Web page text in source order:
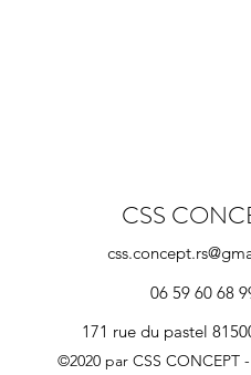
CSS
06 59 60 68
171 rue du pastel
©2020 par CSS CONCEPT -